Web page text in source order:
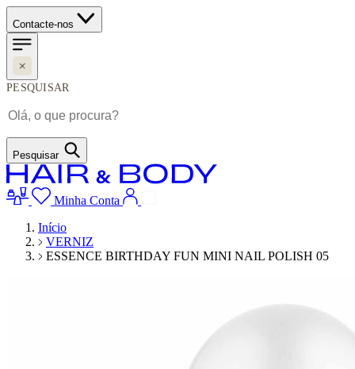
Contacte-nos
PESQUISAR
Pesquisar
Minha Conta
Início
VERNIZ
ESSENCE BIRTHDAY FUN MINI NAIL POLISH 05